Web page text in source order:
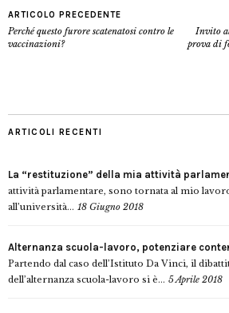
ARTICOLO PRECEDENTE
Perché questo furore scatenatosi contro le
vaccinazioni?
Invito
prova di
ARTICOLI RECENTI
La “restituzione” della mia attività
attività parlamentare, sono tornata al mio
all’università... 18 Giugno 2018
Alternanza scuola-lavoro, potenziare
Partendo dal caso dell’Istituto Da Vinci, il
dell’alternanza scuola-lavoro si è... 5 Aprile 2018